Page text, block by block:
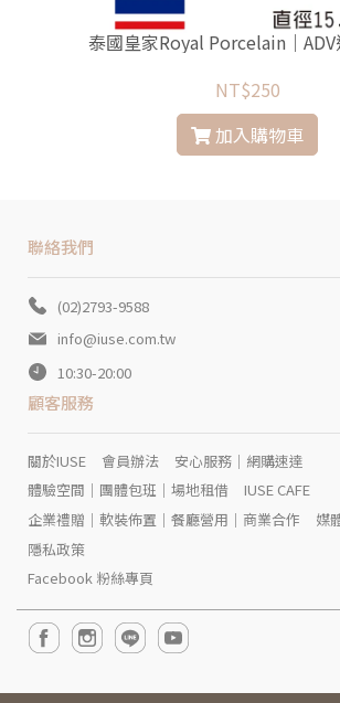
泰國皇家Royal Porcelain｜
NT$250
加入購物車
聯絡我們
(02)2793-9588
info@iuse.com.tw
10:30-20:00
顧客服務
關於IUSE 會員辦法
安心服務｜網購速達
體驗空間｜團體包班｜場地租借
IUSE CAFE
企業禮贈｜軟裝佈置｜餐廳營用｜商業合作
媒
隱私政策
Facebook 粉絲專頁